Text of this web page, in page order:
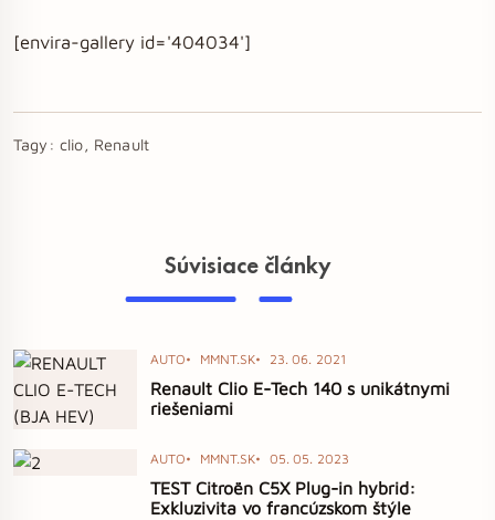
[envira-gallery id='404034']
Tagy: clio, Renault
Súvisiace články
AUTO MMNT.SK 23. 06. 2021
Renault Clio E-Tech 140 s unikátnymi
riešeniami
AUTO MMNT.SK 05. 05. 2023
TEST Citroën C5X Plug-in hybrid:
Exkluzivita vo francúzskom štýle